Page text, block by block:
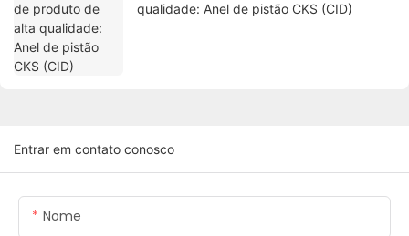
qualidade: Anel de pistão CKS (CID)
Entrar em contato conosco
Nome